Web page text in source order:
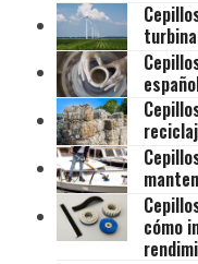
cómo